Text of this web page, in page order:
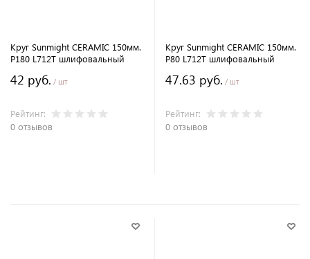
Круг Sunmight CERAMIC 150мм.
P180 L712T шлифовальный
42 руб. / шт
Рейтинг:
0 отзывов
Круг Sunmight CERAMIC 150мм.
P80 L712T шлифовальный
47.63 руб. / шт
Рейтинг:
0 отзывов